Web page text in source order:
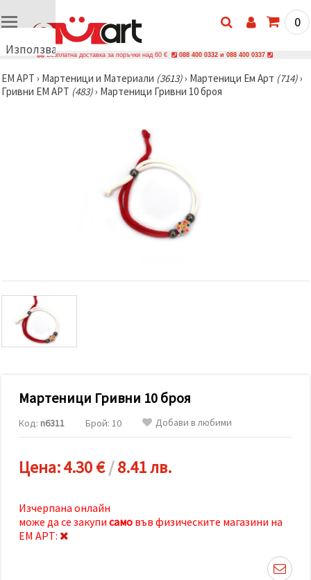
Използваме
🍪
Използваме
да
показваме
релевантно
съдържание
и реклами,
включително
за анализ
използваме
като
натиснеш
"Приеми
0
Безплатна доставка за поръчки над 60 € 088 400 0332 и 088 400 0337
ЕМ АРТ › Мартеници и Материали (3613)› Мартеници Ем Арт (714)›
Гривни ЕМ АРТ (483)› Мартеници Гривни 10 броя
Мартеници Гривни 10 броя
Код: n6311 Брой: 10 Добави в любими
Цена:4.30 €/8.41 лв.
Изчерпана онлайн
може да се закупи само във физическите магазини на
ЕМ АРТ: